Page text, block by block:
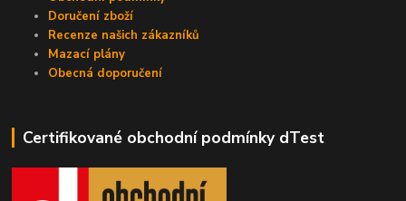
Doručení zboží
Recenze našich zákazníků
Mazací plány
Obecná doporučení
Certifikované obchodní podmínky dTest